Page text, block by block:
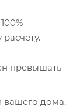
превышать
вашего дома,